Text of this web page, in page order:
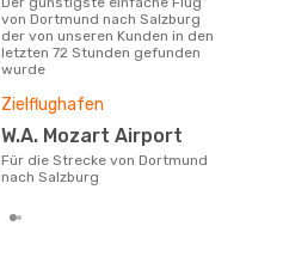
von Dortmund nach Salzburg
der von unseren Kunden in den
letzten 72 Stunden gefunden
wurde
Zielflughafen
W.A. Mozart Airport
Für die Strecke von Dortmund
nach Salzburg